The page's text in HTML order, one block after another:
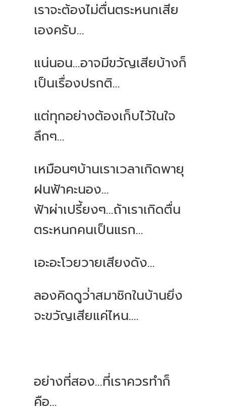
เราจะต้องไม่ตื่นตระหนกเสีย
เองครับ...
แน่นอน...อาจมีขวัญเสียบ้างก็
เป็นเรื่องปรกติ...
แต่ทุกอย่างต้องเก็บไว้ในใจ
ลึกๆ...
เหมือนๆบ้านเราเวลาเกิดพายุ
ฝนฟ้าคะนอง...
ฟ้าผ่าเปรี้ยงๆ...ถ้าเราเกิดตื่น
ตระหนกคนเป็นแรก...
เอะอะโวยวายเสียงดัง...
ลองคิดดูว่่าสมาชิกในบ้านยิ่ง
จะขวัญเสียแค่ไหน....
อย่างที่สอง...ที่เราควรทำก็
คือ...